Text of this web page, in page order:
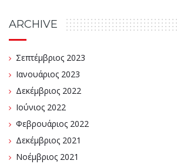
ARCHIVE
Σεπτέμβριος 2023
Ιανουάριος 2023
Δεκέμβριος 2022
Ιούνιος 2022
Φεβρουάριος 2022
Δεκέμβριος 2021
Νοέμβριος 2021